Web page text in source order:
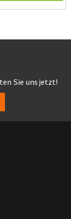
Sie uns jetzt!